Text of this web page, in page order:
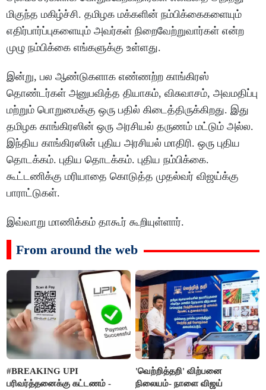
மிகுந்த மகிழ்ச்சி. தமிழக மக்களின் நம்பிக்கைகளையும்
எதிர்பார்ப்புகளையும் அவர்கள் நிறைவேற்றுவார்கள் என்ற
முழு நம்பிக்கை எங்களுக்கு உள்ளது.
இன்று, பல ஆண்டுகளாக எண்ணற்ற காங்கிரஸ்
தொண்டர்கள் அனுபவித்த தியாகம், விசுவாசம், அவமதிப்பு
மற்றும் பொறுமைக்கு ஒரு பதில் கிடைத்திருக்கிறது. இது
தமிழக காங்கிரஸின் ஒரு அரசியல் தருணம் மட்டும் அல்ல.
இந்திய காங்கிரஸின் புதிய அரசியல் மாதிரி. ஒரு புதிய
தொடக்கம். புதிய தொடக்கம். புதிய நம்பிக்கை.
கூட்டணிக்கு மரியாதை கொடுத்த முதல்வர் விஜய்க்கு
பாராட்டுகள்.
இவ்வாறு மாணிக்கம் தாகூர் கூறியுள்ளார்.
From around the web
#BREAKING UPI
பரிவர்த்தனைக்கு கட்டணம் -
'வெற்றித்தறி' விற்பனை
நிலையம்- நாளை விஜய்